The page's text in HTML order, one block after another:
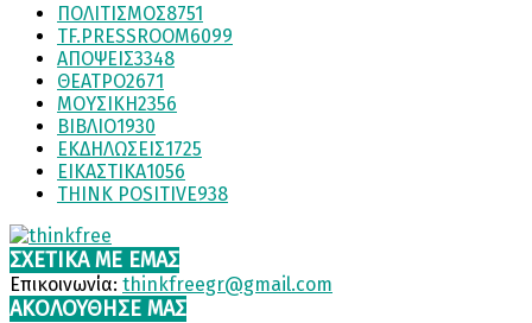
ΠΟΛΙΤΙΣΜΟΣ8751
TF.PRESSROOM6099
ΑΠΟΨΕΙΣ3348
ΘΕΑΤΡΟ2671
ΜΟΥΣΙΚΗ2356
ΒΙΒΛΙΟ1930
ΕΚΔΗΛΩΣΕΙΣ1725
ΕΙΚΑΣΤΙΚΑ1056
THINK POSITIVE938
ΣΧΕΤΙΚΆ ΜΕ ΕΜΆΣ
Επικοινωνία: thinkfreegr@gmail.com
ΑΚΟΛΟΥΘΗΣΕ ΜΑΣ